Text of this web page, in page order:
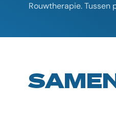
Rouwtherapie. Tussen